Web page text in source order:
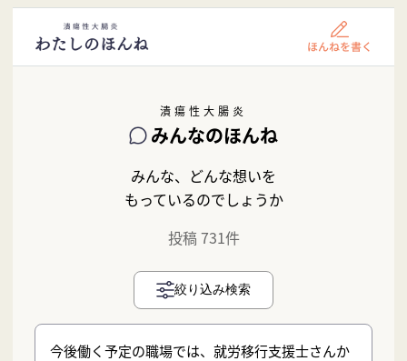
潰瘍性大腸炎
みんなのほんね
みんな、どんな想いを
もっているのでしょうか
投稿 731件
絞り込み検索
今後働く予定の職場では、就労移行支援士さんか